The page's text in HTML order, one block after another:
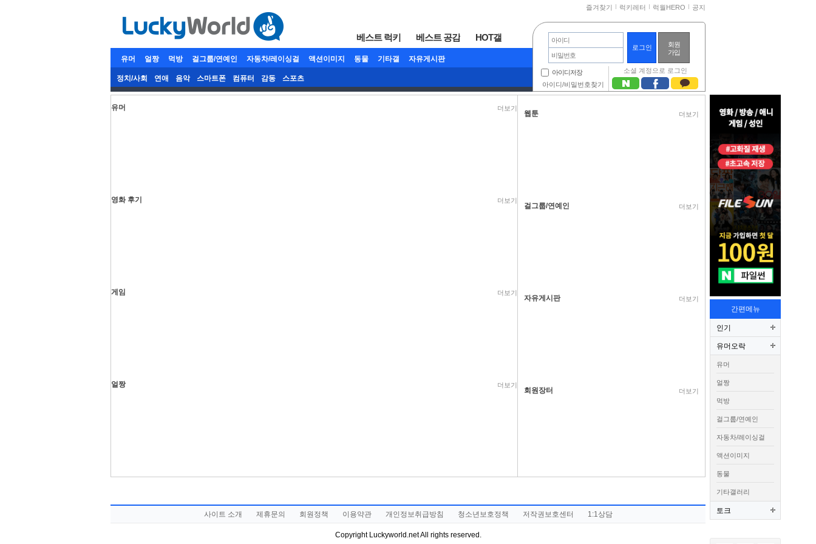
즐겨찾기 럭키레터 럭월HERO 공지
아이디
비밀번호
회원
가입
아이디저장
아이디/비밀번호찾기
소셜 계정으로 로그인
베스트 럭키 베스트 공감 HOT갤
유머 얼짱 먹방 걸그룹/연예인 자동차/레이싱걸 액션이미지 동물 기타갤 자유게시판
정치/사회 연애 음악 스마트폰 컴퓨터 감동 스포츠
간편메뉴
인기
유머오락
유머
얼짱
먹방
걸그룹/연예인
자동차/레이싱걸
액션이미지
동물
기타갤러리
토크
유머 더보기
영화 후기 더보기
게임 더보기
얼짱 더보기
웹툰 더보기
걸그룹/연예인 더보기
자유게시판 더보기
회원장터 더보기
사이트 소개 제휴문의 회원정책 이용약관 개인정보취급방침 청소년보호정책 저작권보호센터 1:1상담
Copyright Luckyworld.net All rights reserved.